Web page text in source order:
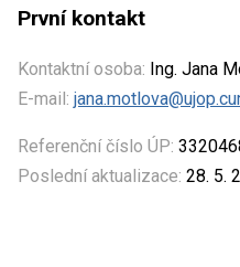
První kontakt
Kontaktní osoba: Ing. Jana
E-mail:
Referenční číslo ÚP:
Poslední aktualizace: 28. 5.